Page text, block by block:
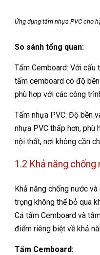
Ứng dụng tấm nhựa PVC cho
So sánh tổng quan:
Tấm Cemboard: Với
tấm cemboard có độ
phù hợp với các công
Tấm nhựa PVC: Độ bền
nhựa PVC thấp hơn, phù
nội thất, nơi không cần
1.2 Khả năng
Khả năng chống nước
trọng không thể bỏ qua
Cả tấm Cemboard và
điểm riêng biệt về khả
Tấm Cemboard: